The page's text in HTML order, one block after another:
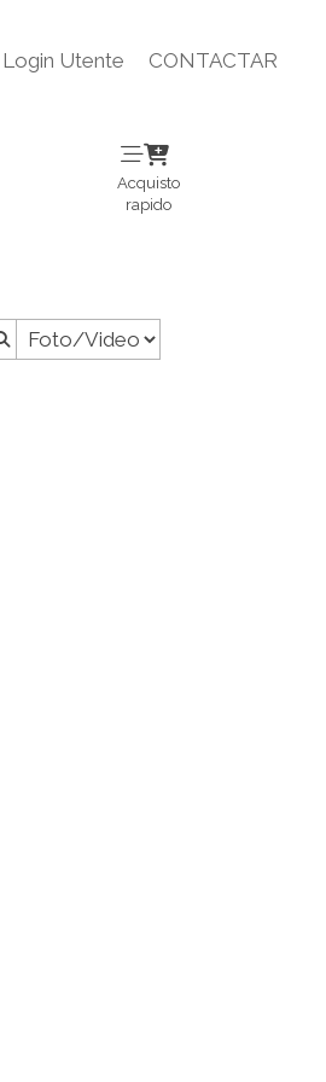
Login Utente CONTACTAR
Acquisto
rapido